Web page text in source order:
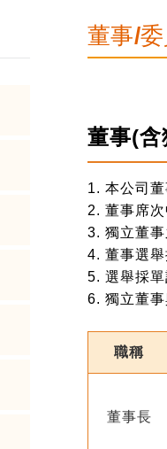
董事/
董事(含
本公司
董事席
獨立董
董事選
選舉採
獨立董
職稱
董事長